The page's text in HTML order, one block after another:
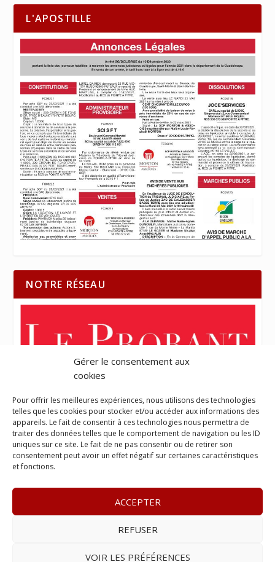
Gérer le consentement aux
cookies
Pour offrir les meilleures expériences, nous utilisons des technologies
telles que les cookies pour stocker et/ou accéder aux informations des
appareils. Le fait de consentir à ces technologies nous permettra de
traiter des données telles que le comportement de navigation ou les ID
uniques sur ce site. Le fait de ne pas consentir ou de retirer son
consentement peut avoir un effet négatif sur certaines caractéristiques
et fonctions.
ACCEPTER
REFUSER
VOIR LES PRÉFÉRENCES
L'APOSTILLE
NOTRE RÉSEAU
– www.lapostille.fr –